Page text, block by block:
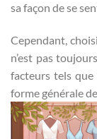
sa façon de se
Cependant,
n’est pas
facteurs tels
forme générale